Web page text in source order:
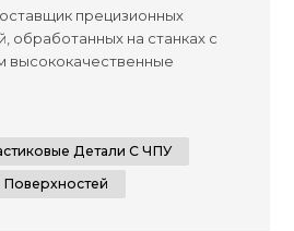
прецизионных
обработанных на станках с
высококачественные
наших клиентов в самых
как автомобилестроение,
оборудования,
Детали С ЧПУ